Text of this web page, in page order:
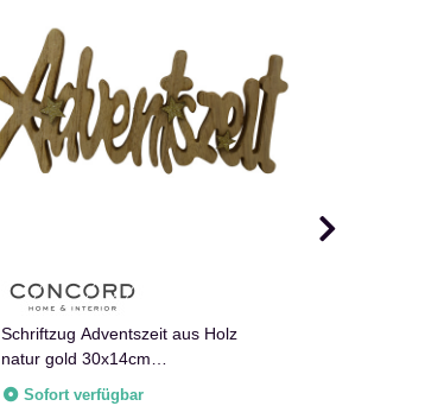
Schriftzug Adventszeit aus Holz
natur gold 30x14cm
Weihnachtsdeko
Sofort verfügbar